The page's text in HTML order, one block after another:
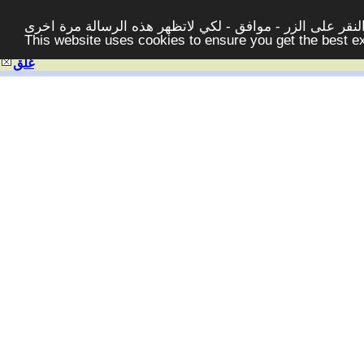
على الزر - موافق - لكي لاتظهر هذه الرسالة مرة اخرى -
This website uses cookies to ensure you get the best
غلق